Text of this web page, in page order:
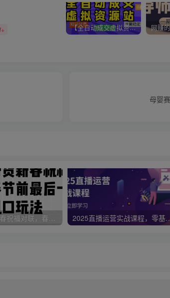
【全自动成交虚拟资源站】站长唯一陪跑项目！月入10W+~长期稳定~
母婴
2025直播运营实战课程